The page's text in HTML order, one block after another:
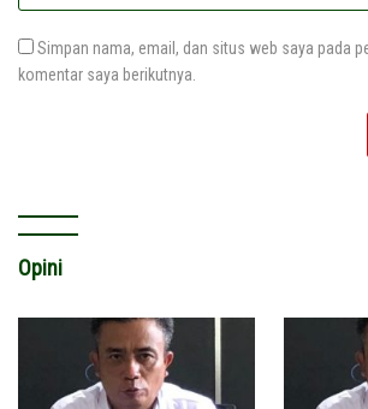
Simpan nama, email, dan situs web saya pada
komentar saya berikutnya.
Opini